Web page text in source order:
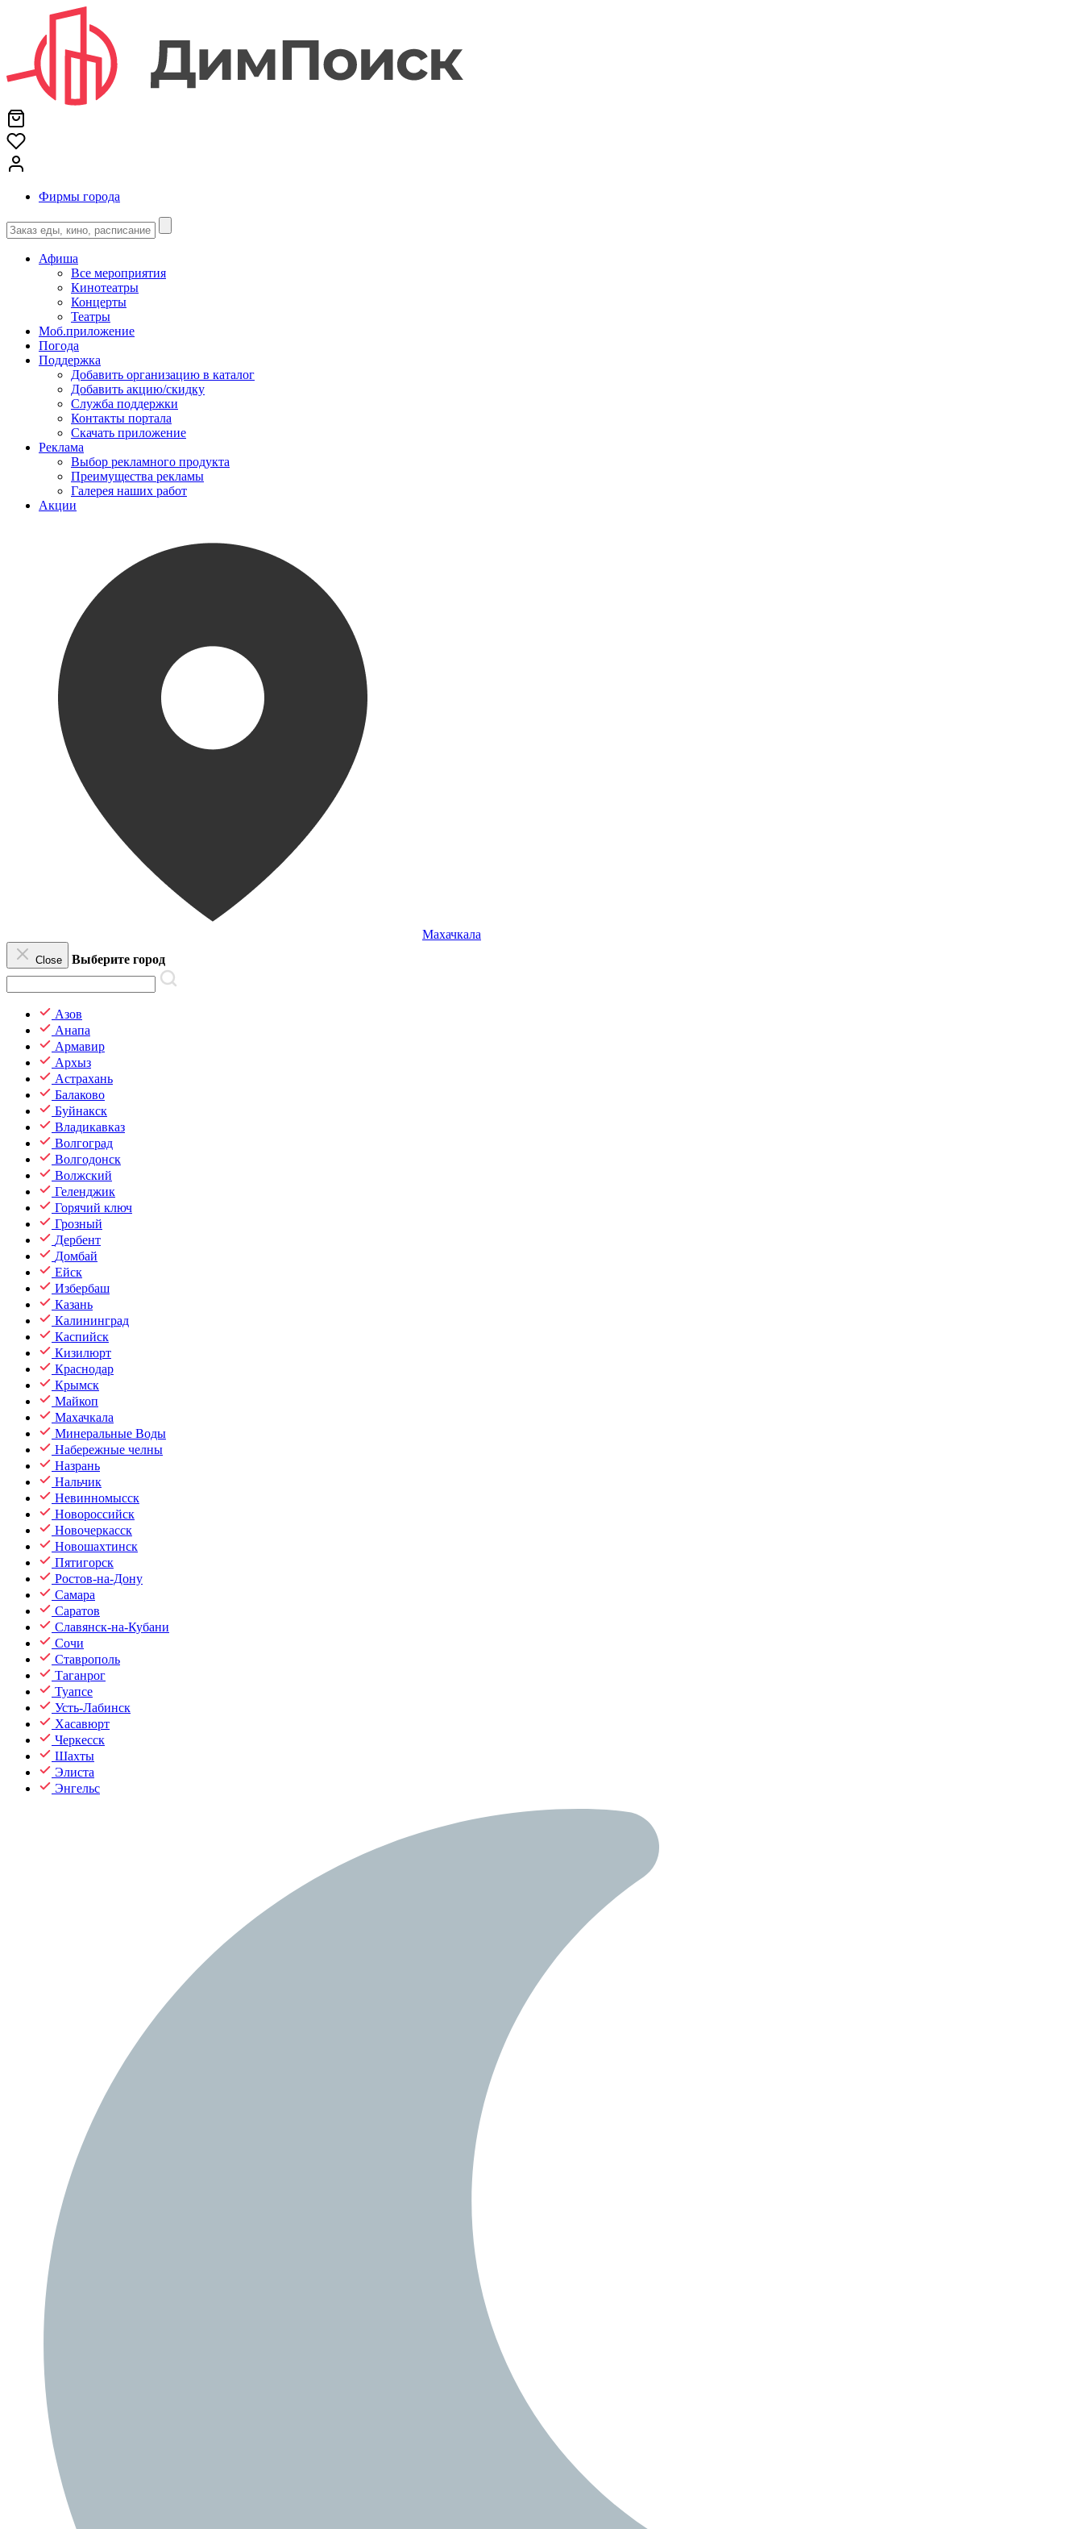
Фирмы города
Афиша
Все мероприятия
Кинотеатры
Концерты
Театры
Моб.приложение
Погода
Поддержка
Добавить организацию в каталог
Добавить акцию/скидку
Служба поддержки
Контакты портала
Скачать приложение
Реклама
Выбор рекламного продукта
Преимущества рекламы
Галерея наших работ
Акции
Махачкала
Close Выберите город
Азов
Анапа
Армавир
Архыз
Астрахань
Балаково
Буйнакск
Владикавказ
Волгоград
Волгодонск
Волжский
Геленджик
Горячий ключ
Грозный
Дербент
Домбай
Ейск
Избербаш
Казань
Калининград
Каспийск
Кизилюрт
Краснодар
Крымск
Майкоп
Махачкала
Минеральные Воды
Набережные челны
Назрань
Нальчик
Невинномысск
Новороссийск
Новочеркасск
Новошахтинск
Пятигорск
Ростов-на-Дону
Самара
Саратов
Славянск-на-Кубани
Сочи
Ставрополь
Таганрог
Туапсе
Усть-Лабинск
Хасавюрт
Черкесск
Шахты
Элиста
Энгельс